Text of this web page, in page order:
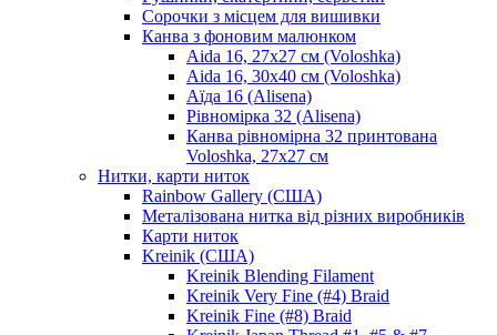
Сорочки з місцем для вишивки
Канва з фоновим малюнком
Aida 16, 27х27 см (Voloshka)
Aida 16, 30х40 см (Voloshka)
Аїда 16 (Alisena)
Рівномірка 32 (Alisena)
Канва рівномірна 32 принтована
Voloshka, 27х27 см
Нитки, карти ниток
Rainbow Gallery (США)
Металізована нитка від різних виробників
Карти ниток
Kreinik (США)
Kreinik Blending Filament
Kreinik Very Fine (#4) Braid
Kreinik Fine (#8) Braid